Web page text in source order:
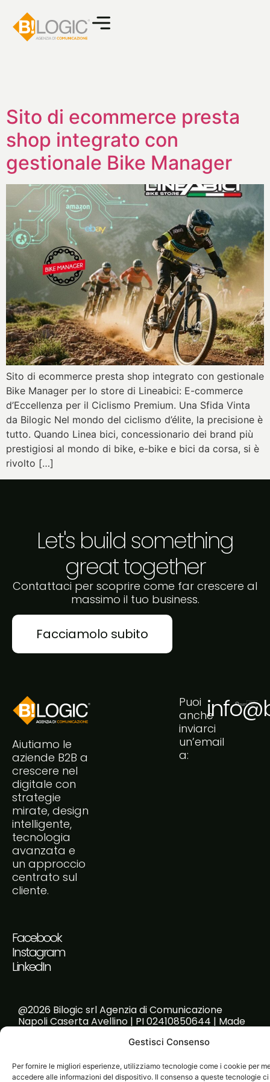
Gestisci Consenso
Per fornire le migliori esperienze, utilizziamo tecnologie come i cookie per
accedere alle informazioni del dispositivo. Il consenso a queste tecnologie
Sito di ecommerce presta
shop integrato con
gestionale Bike Manager
Sito di ecommerce presta shop integrato con gestionale
Bike Manager per lo store di Lineabici: E-commerce
d’Eccellenza per il Ciclismo Premium. Una Sfida Vinta
da Bilogic Nel mondo del ciclismo d’élite, la precisione è
tutto. Quando Linea bici, concessionario dei brand più
prestigiosi al mondo di bike, e-bike e bici da corsa, si è
rivolto […]
Let's build something
great together
Contattaci per scoprire come far crescere al
massimo il tuo business.
Facciamolo subito
Aiutiamo le
aziende B2B a
crescere nel
digitale con
strategie
mirate, design
intelligente,
tecnologia
avanzata e
un approccio
centrato sul
cliente.
Puoi
anche
inviarci
un’email
a:
Facebook
Instagram
LinkedIn
@2026 Bilogic srl Agenzia di Comunicazione
Napoli Caserta Avellino | PI 02410850644 | Made